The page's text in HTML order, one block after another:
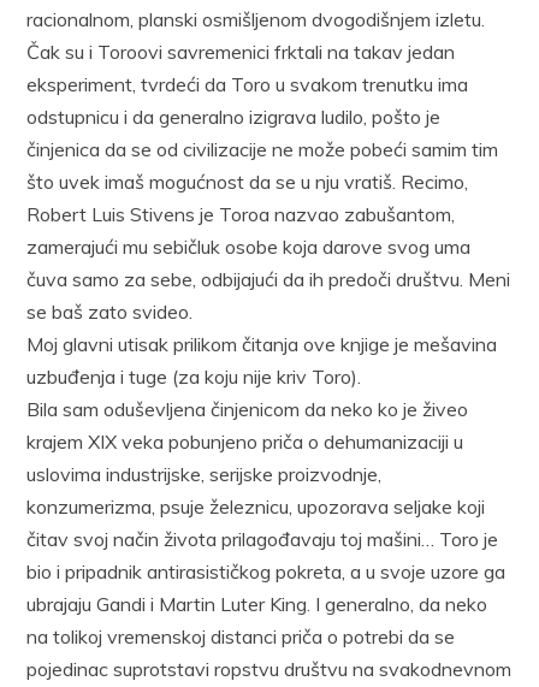
racionalnom, planski osmišljenom dvogodišnjem izletu.
Čak su i Toroovi savremenici frktali na takav jedan
eksperiment, tvrdeći da Toro u svakom trenutku ima
odstupnicu i da generalno izigrava ludilo, pošto je
činjenica da se od civilizacije ne može pobeći samim tim
što uvek imaš mogućnost da se u nju vratiš. Recimo,
Robert Luis Stivens je Toroa nazvao zabušantom,
zamerajući mu sebičluk osobe koja darove svog uma
čuva samo za sebe, odbijajući da ih predoči društvu. Meni
se baš zato svideo.
Moj glavni utisak prilikom čitanja ove knjige je mešavina
uzbuđenja i tuge (za koju nije kriv Toro).
Bila sam oduševljena činjenicom da neko ko je živeo
krajem XIX veka pobunjeno priča o dehumanizaciji u
uslovima industrijske, serijske proizvodnje,
konzumerizma, psuje železnicu, upozorava seljake koji
čitav svoj način života prilagođavaju toj mašini… Toro je
bio i pripadnik antirasističkog pokreta, a u svoje uzore ga
ubrajaju Gandi i Martin Luter King. I generalno, da neko
na tolikoj vremenskoj distanci priča o potrebi da se
pojedinac suprotstavi ropstvu društvu na svakodnevnom